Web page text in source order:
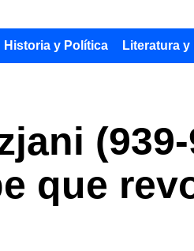
Historia y Política Literatura
que